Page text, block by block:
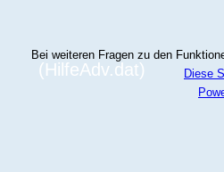
(HilfeAdv.dat)
Bei weiteren Fragen zu den
Diese